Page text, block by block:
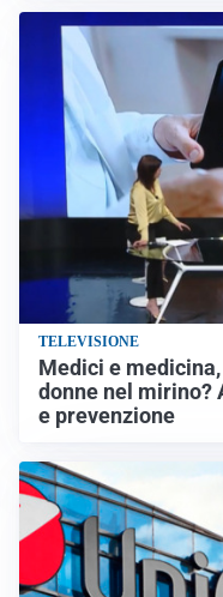
TELEVISIONE
Medici e
donne nel
e prevenzione